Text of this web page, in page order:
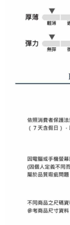
さい：https://
三、利用規約「
ロテクションズ（以
ます。当サービスご
の氏名、電話番号、
限らない）は、
https://
ります。支払い期限
納金が加算されます
の同意を得れば
個人情報の処理、利
行使したい場合は、
にご連絡ください。
てAFTEEにご提供い
理、利用を許可する
送料無料